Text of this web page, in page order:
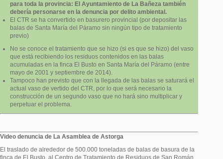
para toda la provincia: El Ayuntamiento de La Bañeza también
debería personarse en la denuncia por delito ambiental.
El CTR se ha convertido en basurero provincial (por depositar las
balas de Santa María del Páramo sin ningún tipo de tratamiento
previo)
No se conoce el tratamiento que se hizo (si es que se hizo) del vaso
que está recibiendo los residuos contenidos en las balas
acumuladas en la finca El Busto en Santa María del Páramo (entre
mayo de 2001 y septiembre de 2014).
Tampoco han previsto que con la llegada de las balas se saturará el
actual vaso de vertido del CTR, por lo que será necesario la
construcción de un segundo vaso que no hará sino multiplicar y
perpetuar el problema.
Video denuncia de La Asamblea de Astorga
El traslado de alrededor de 500.000 toneladas de balas de basura de la
finca de El Busto, al Centro de Tratamiento de Residuos de San Román